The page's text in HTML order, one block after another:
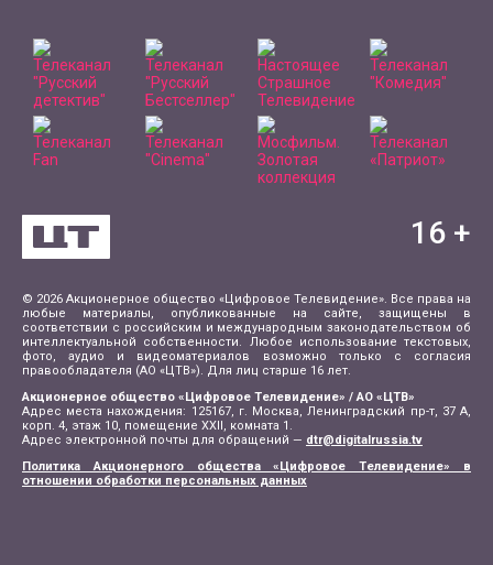
© 2026 Акционерное общество «Цифровое Телевидение». Все права на
любые материалы, опубликованные на сайте, защищены в
соответствии с российским и международным законодательством об
интеллектуальной собственности. Любое использование текстовых,
фото, аудио и видеоматериалов возможно только с согласия
правообладателя (АО «ЦТВ»). Для лиц старше 16 лет.
Акционерное общество «Цифровое Телевидение» / АО «ЦТВ»
Адрес места нахождения: 125167, г. Москва, Ленинградский пр-т, 37 А,
корп. 4, этаж 10, помещение XXII, комната 1.
Адрес электронной почты для обращений — dtr@digitalrussia.tv
Политика Акционерного общества «Цифровое Телевидение» в
отношении обработки персональных данных
16 +